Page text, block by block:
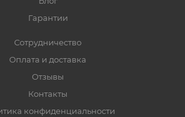
Гарантии
Сотрудничество
Оплата и доставка
Отзывы
Контакты
конфиденциальности